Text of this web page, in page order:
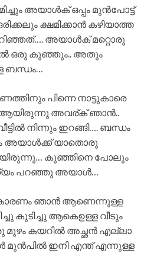
അയാൾക് ഒപ്പം മുൻപോട്ട്
ക്ഷമിക്കാൻ കഴിയാത്ത
അയാൾക് മറ്റൊരു
ഒരു കുഞ്ഞും.. അതും
ബന്ധം…
പിന്നെ നാട്ടുകാരെ
ആയിരുന്നു അവര്ക് ഞാൻ..
നിന്നും ഇറങ്ങി…. ബന്ധം
അയാൾക്ക്‌ യാതൊരു
കുഞ്ഞിനെ പോലും
പറഞ്ഞു അയാൾ…
ഞാൻ ആണെന്നുള്ള
കുടിച്ചു ആകെഉള്ള വീടും
മുഴം കയറിൽ അച്ഛൻ എല്ലാ
മുൻപിൽ ഇനി എന്ത് എന്നുള്ള